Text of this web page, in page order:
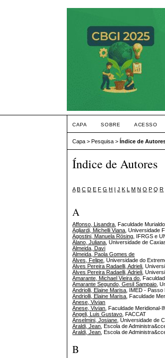
CAPA SOBRE ACESSO
Capa >Pesquisa >Índice de
Índice de Autores
A B C D E F G H I J K L M N O P Q R
A
Affonso, Lisandra , Faculdade
Agliardi, Michelli Viana , Universidade
Agostini, Manuela Rösing , IFRGS e
Alano, Juliana , Universidade de
Almeida, Davi
Almeida, Paola Gomes de
Alves, Felipe , Universidade do
Alves Pereira Radaelli, Adrieli ,
Alves Pereira Radaelli, Adrieli ,
Amarante, Michael Vieira do ,
Amarante Segundo, Gesil Sampaio ,
Andriolli, Elaine Marisa , IMED -
Andriolli, Elaine Marisa , Faculdade
Anese, Vivian
Anese, Vivian , Faculdade Meridional-
Angeli, Luis Gustavo , FACCAT
Anselmini, Josiane , Universidade de
Araldi, Jean , Escola de
Araldi, Jean , Escola de
B